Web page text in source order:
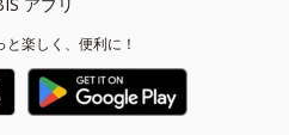
楽しく、便利に！